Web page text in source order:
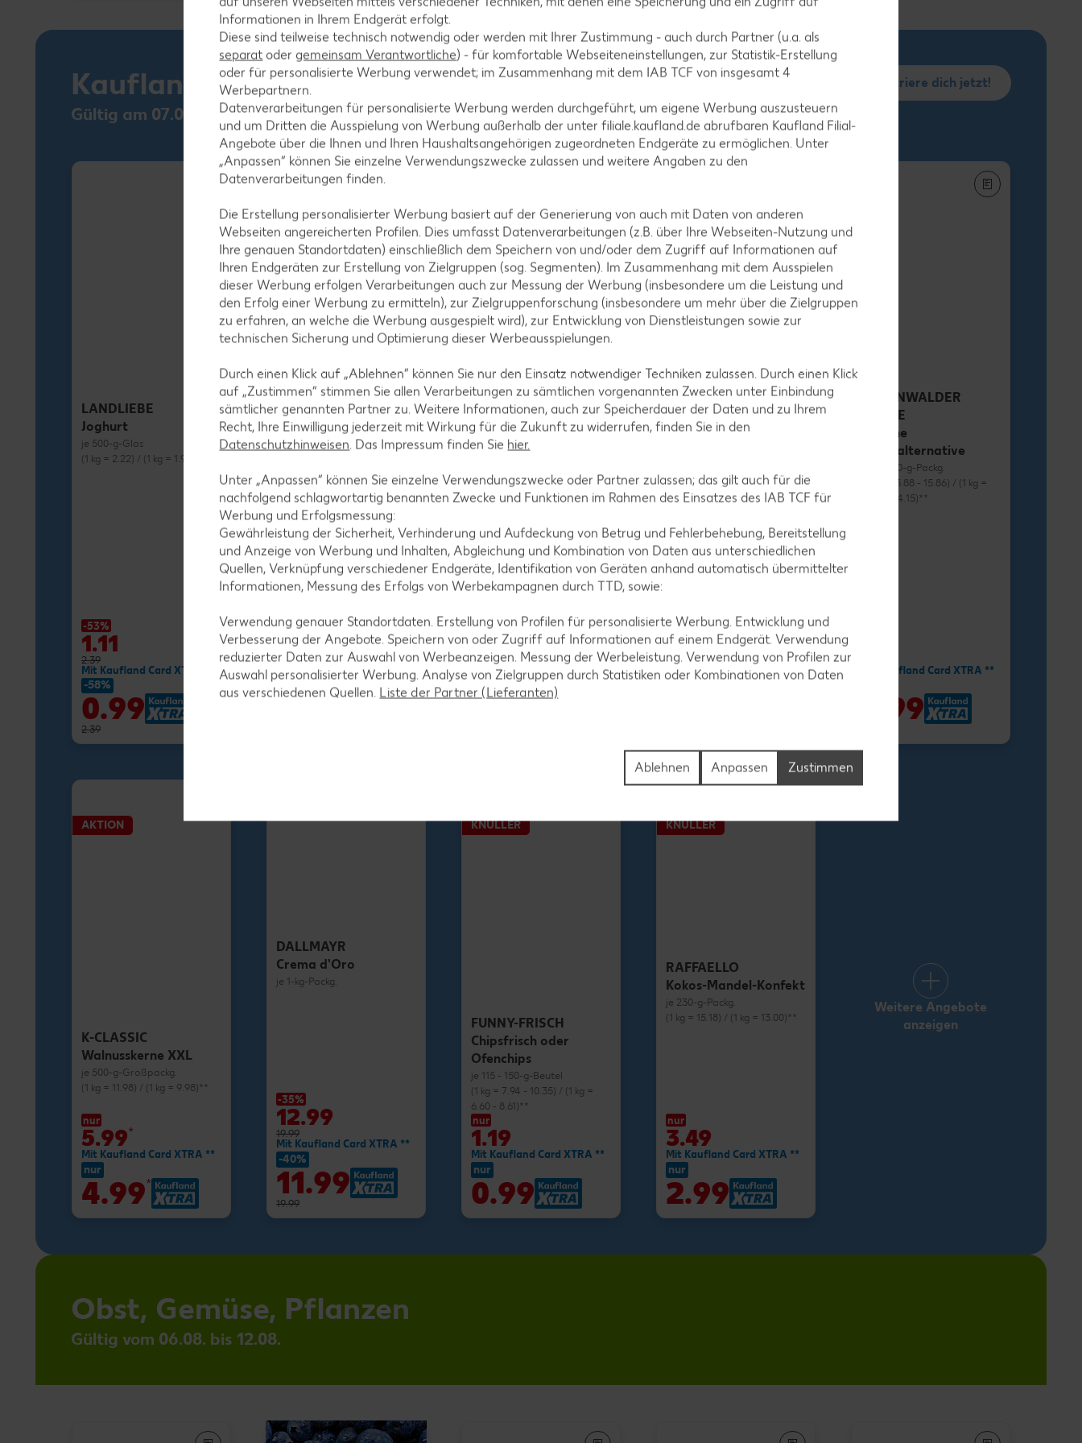
Kaufland Card XTRA
Gültig am 07.08.
Registriere dich jetzt!
LANDLIEBE
Joghurt
je 500-g-Glas
(1 kg = 2.22) / (1 kg = 1.98)**
-53%
1.11
2.39
Mit Kaufland Card XTRA **
-58%
0.99
2.39
MILRAM
Buttermilch-Drink
je 750-g-Fl.
-27%
1.29
1.79
Mit Kaufland Card XTRA **
-37%
1.11
MILRAM
Körniger Frischkäse
je 200-g-Packg.
-23%
1.29
1.69
Mit Kaufland Card XTRA **
-34%
1.11
AKTION
IGLO
Backfisch-Stäbchen
oder Filegro XXL
je 480 - 728-g-Packg.
(1 kg = 6.10 - 9.25) / (1 kg = 5.49
- 8.32)**
nur
4.44*
Mit Kaufland Card XTRA **
RÜGENWALDER
MÜHLE
Vegane
Wurstalternative
je 70 - 80-g-Packg.
(1 kg = 13.88 - 15.86) / (1 kg =
12.38 - 14.15)**
Mit Kaufland Card XTRA **
0.99
AKTION
K-CLASSIC
Walnusskerne XXL
je 500-g-Großpackg.
(1 kg = 11.98) / (1 kg = 9.98)**
nur
5.99*
Mit Kaufland Card XTRA **
nur
4.99*
DALLMAYR
Crema d'Oro
je 1-kg-Packg.
-35%
12.99
19.99
Mit Kaufland Card XTRA **
-40%
11.99
19.99
KNÜLLER
FUNNY-FRISCH
Chipsfrisch oder
Ofenchips
je 115 - 150-g-Beutel
(1 kg = 7.94 - 10.35) / (1 kg =
6.60 - 8.61)**
nur
1.19
Mit Kaufland Card XTRA **
nur
0.99
KNÜLLER
RAFFAELLO
Kokos-Mandel-Konfekt
je 230-g-Packg.
(1 kg = 15.18) / (1 kg = 13.00)**
nur
3.49
Mit Kaufland Card XTRA **
nur
2.99
Weitere Angebote
anzeigen
Obst, Gemüse, Pflanzen
Gültig vom 06.08. bis 12.08.
Informationen in Ihrem Endgerät erfolgt.
Diese sind teilweise technisch notwendig oder werden mit Ihrer Zustimmung - auch durch Partner (u.a. als
separat oder gemeinsam Verantwortliche) - für komfortable Webseiteneinstellungen, zur Statistik-Erstellung
oder für personalisierte Werbung verwendet; im Zusammenhang mit dem IAB TCF von insgesamt4
Werbepartnern.
Datenverarbeitungen für personalisierte Werbung werden durchgeführt, um eigene Werbung auszusteuern
und um Dritten die Ausspielung von Werbung außerhalb der unter filiale.kaufland.de abrufbaren Kaufland Filial-
Angebote über die Ihnen und Ihren Haushaltsangehörigen zugeordneten Endgeräte zu ermöglichen. Unter
„Anpassen“ können Sie einzelne Verwendungszwecke zulassen und weitere Angaben zu den
Datenverarbeitungen finden.
Die Erstellung personalisierter Werbung basiert auf der Generierung von auch mit Daten von anderen
Webseiten angereicherten Profilen. Dies umfasst Datenverarbeitungen (z.B. über Ihre Webseiten-Nutzung und
Ihre genauen Standortdaten) einschließlich dem Speichern von und/oder dem Zugriff auf Informationen auf
Ihren Endgeräten zur Erstellung von Zielgruppen (sog. Segmenten). Im Zusammenhang mit dem Ausspielen
dieser Werbung erfolgen Verarbeitungen auch zur Messung der Werbung (insbesondere um die Leistung und
den Erfolg einer Werbung zu ermitteln), zur Zielgruppenforschung (insbesondere um mehr über die Zielgruppen
zu erfahren, an welche die Werbung ausgespielt wird), zur Entwicklung von Dienstleistungen sowie zur
technischen Sicherung und Optimierung dieser Werbeausspielungen.
Durch einen Klick auf „Ablehnen“ können Sie nur den Einsatz notwendiger Techniken zulassen. Durch einen Klick
auf „Zustimmen“ stimmen Sie allen Verarbeitungen zu sämtlichen vorgenannten Zwecken unter Einbindung
sämtlicher genannten Partner zu. Weitere Informationen, auch zur Speicherdauer der Daten und zu Ihrem
Recht, Ihre Einwilligung jederzeit mit Wirkung für die Zukunft zu widerrufen, finden Sie in den
Datenschutzhinweisen. Das Impressum finden Sie hier.
Unter „Anpassen“ können Sie einzelne Verwendungszwecke oder Partner zulassen; das gilt auch für die
nachfolgend schlagwortartig benannten Zwecke und Funktionen im Rahmen des Einsatzes des IAB TCF für
Werbung und Erfolgsmessung:
Gewährleistung der Sicherheit, Verhinderung und Aufdeckung von Betrug und Fehlerbehebung, Bereitstellung
und Anzeige von Werbung und Inhalten, Abgleichung und Kombination von Daten aus unterschiedlichen
Quellen, Verknüpfung verschiedener Endgeräte, Identifikation von Geräten anhand automatisch übermittelter
Informationen, Messung des Erfolgs von Werbekampagnen durch TTD, sowie:
Verwendung genauer Standortdaten. Erstellung von Profilen für personalisierte Werbung. Entwicklung und
Verbesserung der Angebote. Speichern von oder Zugriff auf Informationen auf einem Endgerät. Verwendung
reduzierter Daten zur Auswahl von Werbeanzeigen. Messung der Werbeleistung. Verwendung von Profilen zur
Auswahl personalisierter Werbung. Analyse von Zielgruppen durch Statistiken oder Kombinationen von Daten
aus verschiedenen Quellen. Liste der Partner (Lieferanten)
Zustimmen
Anpassen
Ablehnen